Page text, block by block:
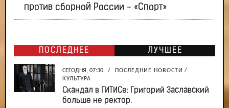
против сборной России - «Спорт»
ПОСЛЕДНЕЕ ЛУЧШЕЕ
СЕГОДНЯ, 07:30 / ПОСЛЕДНИЕ НОВОСТИ /
КУЛЬТУРА
Скандал в ГИТИСе: Григорий Заславский
больше не ректор.